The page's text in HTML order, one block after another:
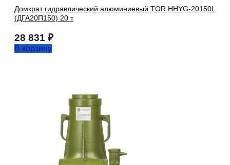
Домкрат гидравлический алюминиевый TOR HHYG-20150L
(ДГА20П150) 20 т
28 831 ₽
В корзину